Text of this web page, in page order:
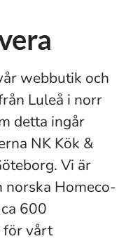
webbutik och
Luleå i norr
detta ingår
NK Kök &
Vi är
norska Homeco-
600
för vårt